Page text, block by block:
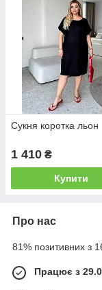
Сукня коротка льон
1 410 ₴
Купити
Про нас
81% позитивних з 16
Працює з